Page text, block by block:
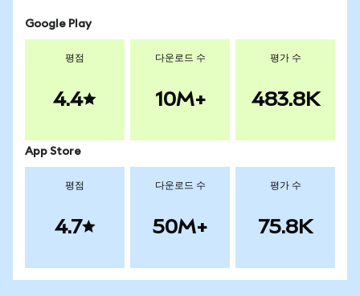
Google Play
평점
4.4
다운로드 수
10M+
평가 수
483.8K
App Store
평점
4.7
다운로드 수
50M+
평가 수
75.8K